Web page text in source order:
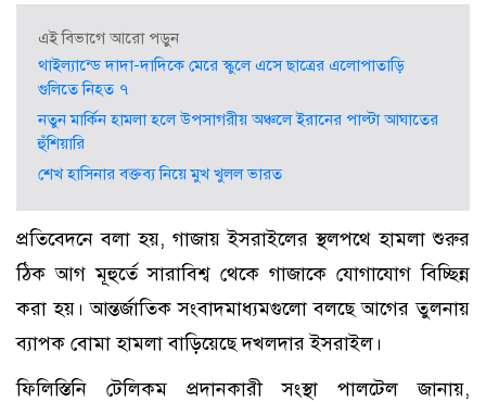
এই বিভাগে আরো পড়ুন
থাইল্যান্ডে দাদা-দাদিকে মেরে স্কুলে এসে ছাত্রের এলোপাতাড়ি
গুলিতে নিহত ৭
নতুন মার্কিন হামলা হলে উপসাগরীয় অঞ্চলে ইরানের পাল্টা আঘাতের
হুঁশিয়ারি
শেখ হাসিনার বক্তব্য নিয়ে মুখ খুলল ভারত
প্রতিবেদনে বলা হয়, গাজায় ইসরাইলের স্থলপথে হামলা শুরুর
ঠিক আগ মূহুর্তে সারাবিশ্ব থেকে গাজাকে যোগাযোগ বিচ্ছিন্ন
করা হয়। আন্তর্জাতিক সংবাদমাধ্যমগুলো বলছে আগের তুলনায়
ব্যাপক বোমা হামলা বাড়িয়েছে দখলদার ইসরাইল।
ফিলিস্তিনি টেলিকম প্রদানকারী সংস্থা পালটেল জানায়,